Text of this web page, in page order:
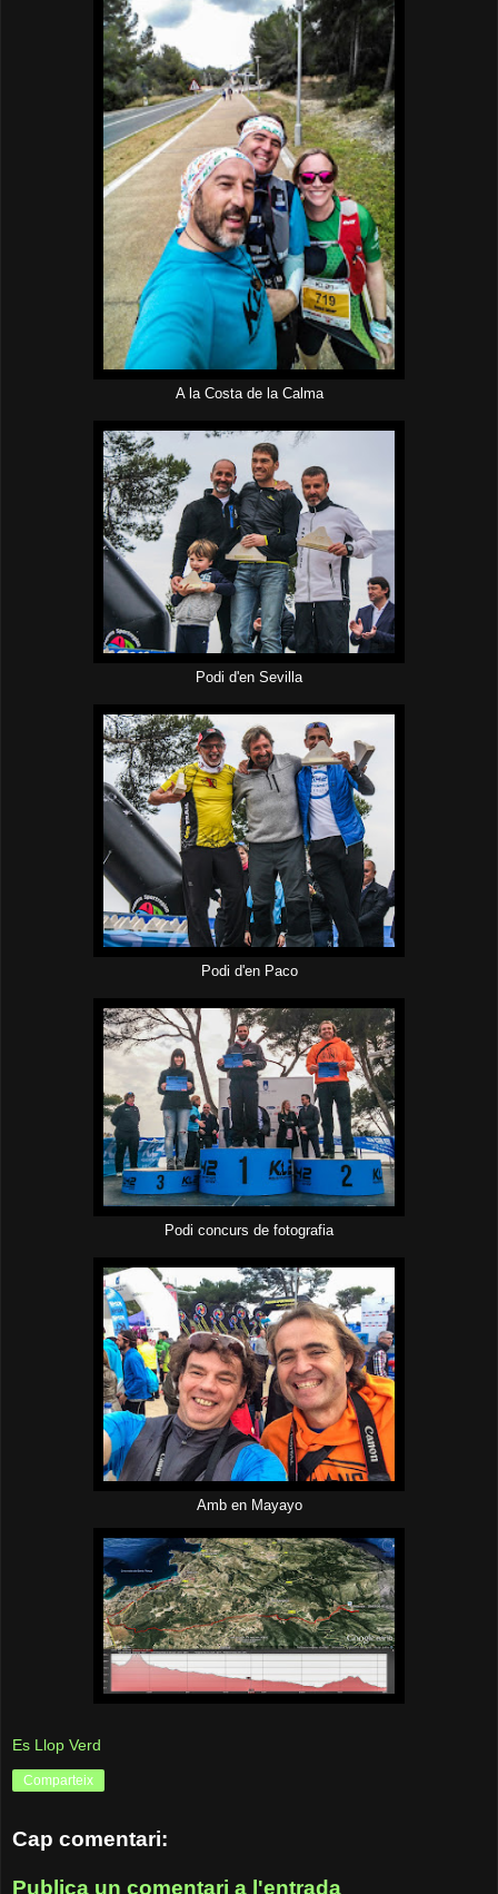
A la Costa de la Calma
Podi d'en Sevilla
Podi d'en Paco
Podi concurs de fotografia
Amb en Mayayo
Es Llop Verd
Comparteix
Cap comentari:
Publica un comentari a l'entrada